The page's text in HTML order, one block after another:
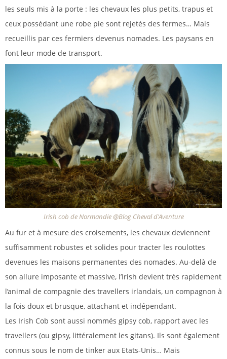
les seuls mis à la porte : les chevaux les plus petits, trapus et
ceux possédant une robe pie sont rejetés des fermes… Mais
recueillis par ces fermiers devenus nomades. Les paysans en
font leur mode de transport.
Irish cob de Normandie @Blog Cheval d'Aventure
Au fur et à mesure des croisements, les chevaux deviennent
suffisamment robustes et solides pour tracter les roulottes
devenues les maisons permanentes des nomades. Au-delà de
son allure imposante et massive, l’Irish devient très rapidement
l’animal de compagnie des travellers irlandais, un compagnon à
la fois doux et brusque, attachant et indépendant.
Les Irish Cob sont aussi nommés gipsy cob, rapport avec les
travellers (ou gipsy, littéralement les gitans). Ils sont également
connus sous le nom de tinker aux Etats-Unis… Mais